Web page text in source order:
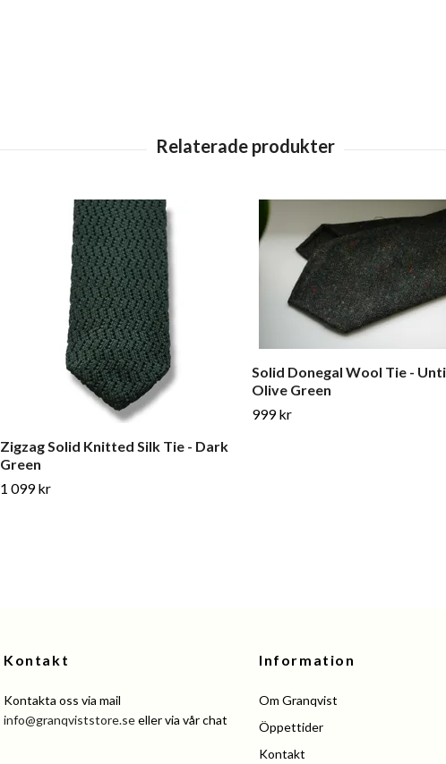
Zigzag Solid Knitted Silk Tie - Dark
Green
1 099 kr
Solid Donegal Wool Tie -
Olive Green
999 kr
Kontakt
Kontakta oss via mail
info@granqviststore.seeller via vår chat
Information
Om Granqvist
Öppettider
Kontakt